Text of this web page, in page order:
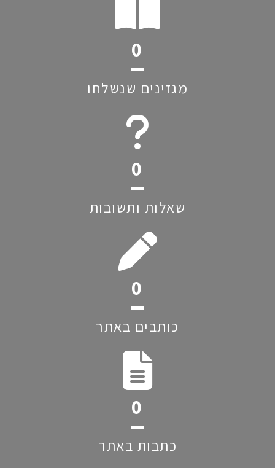
0
מגזינים שנשלחו
0
שאלות ותשובות
0
כותבים באתר
0
כתבות באתר